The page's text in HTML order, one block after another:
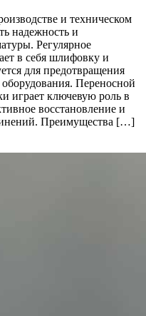
и техническом
надежность и
Регулярное
в себя шлифовку и
для предотвращения
Переносной
играет ключевую роль в
восстановление и
Преимущества […]